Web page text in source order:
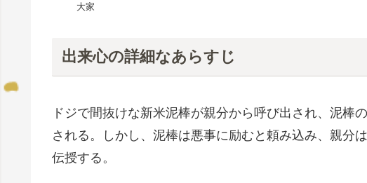
大家
出来心の詳細なあらすじ
ドジで間抜けな新米泥棒が親分から呼び出され、泥棒
される。しかし、泥棒は悪事に励むと頼み込み、親分
伝授する。